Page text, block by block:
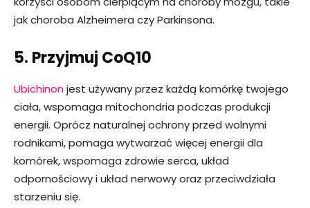
jak choroba Alzheimera czy Parkinsona.
5. Przyjmuj CoQ10
Ubichinonjest używany przez każdą komórkę twojego
ciała, wspomaga mitochondria podczas produkcji
energii. Oprócz naturalnej ochrony przed wolnymi
rodnikami, pomaga wytwarzać więcej energii dla
komórek, wspomaga zdrowie serca, układ
odpornościowy i układ nerwowy oraz przeciwdziała
starzeniu się.